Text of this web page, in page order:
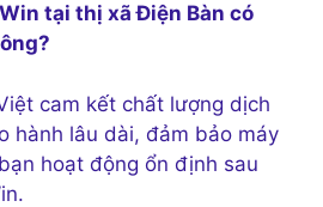
tại thị xã Điện Bàn có
cam kết chất lượng dịch
hành lâu dài, đảm bảo máy
hoạt động ổn định sau